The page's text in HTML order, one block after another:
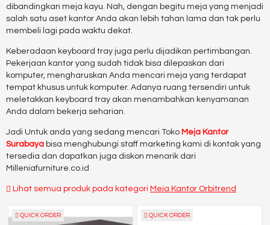
dibandingkan meja kayu. Nah, dengan begitu meja yang menjadi
salah satu aset kantor Anda akan lebih tahan lama dan tak perlu
membeli lagi pada waktu dekat.
Keberadaan keyboard tray juga perlu dijadikan pertimbangan.
Pekerjaan kantor yang sudah tidak bisa dilepaskan dari
komputer, mengharuskan Anda mencari meja yang terdapat
tempat khusus untuk komputer. Adanya ruang tersendiri untuk
meletakkan keyboard tray akan menambahkan kenyamanan
Anda dalam bekerja seharian.
Jadi Untuk anda yang sedang mencari Toko Meja Kantor
Surabaya bisa menghubungi staff marketing kami di kontak yang
tersedia dan dapatkan juga diskon menarik dari
Milleniafurniture.co.id
Lihat semua produk pada kategori Meja Kantor Orbitrend
QUICK ORDER QUICK ORDER